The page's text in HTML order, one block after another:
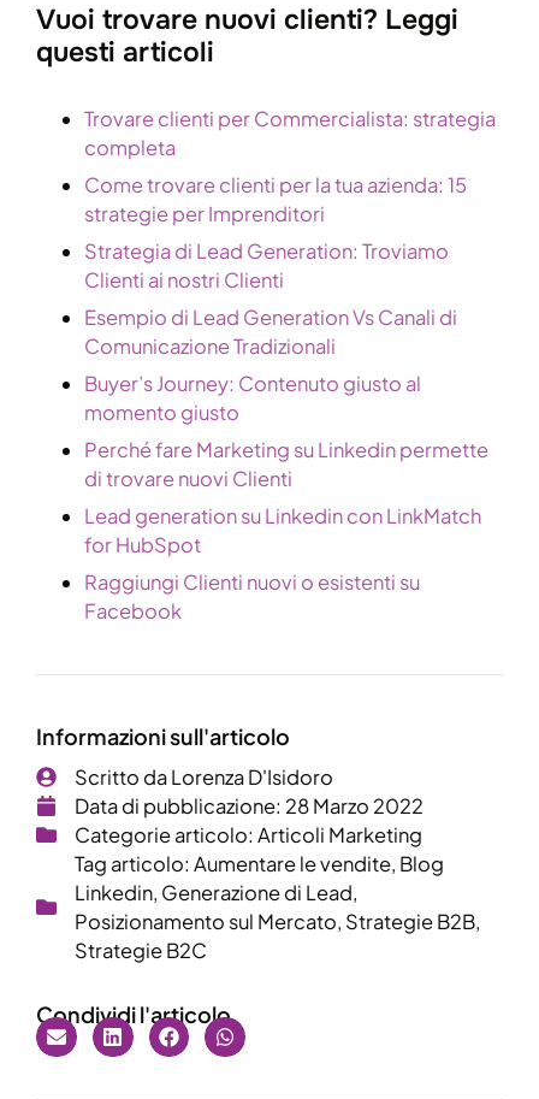
Vuoi trovare nuovi clienti? Leggi
questi articoli
Trovare clienti per Commercialista: strategia
completa
Come trovare clienti per la tua azienda: 15
strategie per Imprenditori
Strategia di Lead Generation: Troviamo
Clienti ai nostri Clienti
Esempio di Lead Generation Vs Canali di
Comunicazione Tradizionali
Buyer’s Journey: Contenuto giusto al
momento giusto
Perché fare Marketing su Linkedin permette
di trovare nuovi Clienti
Lead generation su Linkedin con LinkMatch
for HubSpot
Raggiungi Clienti nuovi o esistenti su
Facebook
Informazioni sull'articolo
Scritto daLorenza D'Isidoro
Data di pubblicazione: 28 Marzo 2022
Categorie articolo: Articoli Marketing
Tag articolo: Aumentare le vendite, Blog
Linkedin, Generazione di Lead,
Posizionamento sul Mercato, Strategie B2B,
Strategie B2C
Condividi l'articolo